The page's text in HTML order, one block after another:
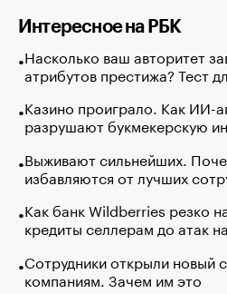
Интересное на РБК
Насколько ваш авторитет
атрибутов престижа? Тест
Казино проиграло. Как ИИ-
разрушают букмекерскую
Выживают сильнейших.
избавляются от лучших
Как банк Wildberries резко
кредиты селлерам до атак
Сотрудники открыли новый
компаниям. Зачем им это